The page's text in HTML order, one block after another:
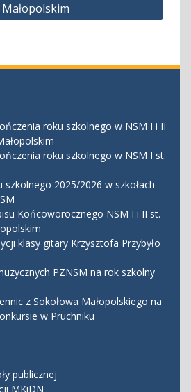
Małopolskim
roku szkolnego w NSM I i II
roku szkolnego w NSM I st.
szkolnego 2025/2026 w szkołach
Końcoworocznego NSM I i II st.
klasy gitary Krzysztofa Przybyło
PZNSM na rok szkolny
z Sokołowa Małopolskiego na
w Pruchniku
publicznej
MKiDN